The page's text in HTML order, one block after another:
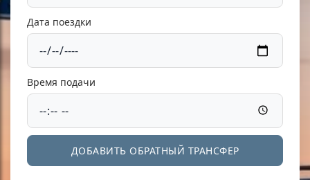
Дата поездки
Время подачи
ДОБАВИТЬ ОБРАТНЫЙ ТРАНСФЕР